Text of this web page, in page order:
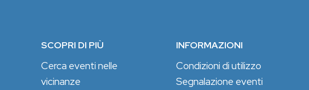
SCOPRI DI PIÙ
Cerca eventi nelle
vicinanze
INFORMAZIONI
Condizioni di utilizzo
Segnalazione eventi